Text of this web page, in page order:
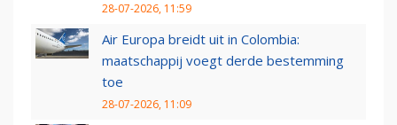
28-07-2026, 11:59
Air Europa breidt uit in Colombia:
maatschappij voegt derde bestemming
toe
28-07-2026, 11:09